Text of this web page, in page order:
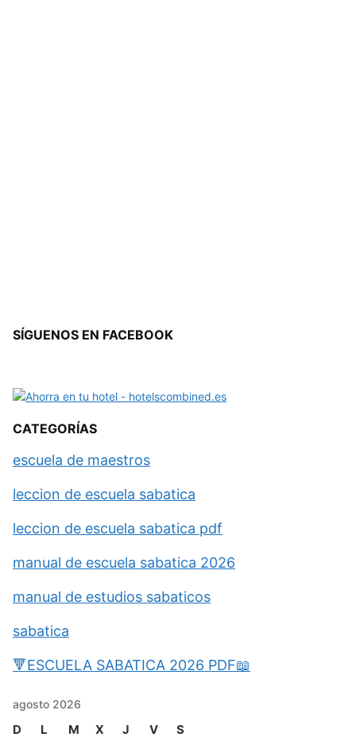
SÍGUENOS EN FACEBOOK
CATEGORÍAS
escuela de maestros
leccion de escuela sabatica
leccion de escuela sabatica pdf
manual de escuela sabatica 2026
manual de estudios sabaticos
sabatica
🔻ESCUELA SABATICA 2026 PDF📖
agosto 2026
D L M X J V S